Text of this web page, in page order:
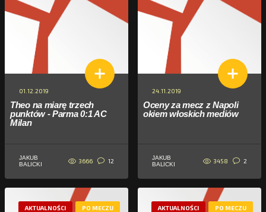
01.12.2019
Theo na miarę trzech
punktów - Parma 0:1 AC
Milan
JAKUB
BALICKI
3666 12
24.11.2019
Oceny za mecz z Napoli
okiem włoskich mediów
JAKUB
BALICKI
3458 2
AKTUALNOŚCI
PO MECZU
AKTUALNOŚCI
PO MECZU